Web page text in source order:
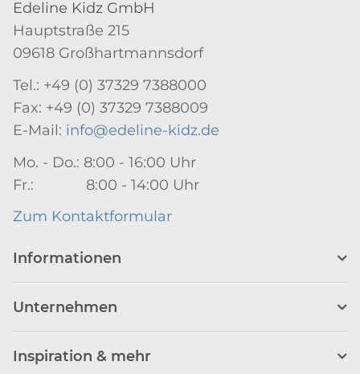
Edeline Kidz GmbH
Hauptstraße 215
09618 Großhartmannsdorf
Tel.: +49 (0) 37329 7388000
Fax: +49 (0) 37329 7388009
E-Mail: info@edeline-kidz.de
Mo. - Do.: 8:00 - 16:00 Uhr
Fr.: 8:00 - 14:00 Uhr
Zum Kontaktformular
Informationen
Unternehmen
Inspiration & mehr